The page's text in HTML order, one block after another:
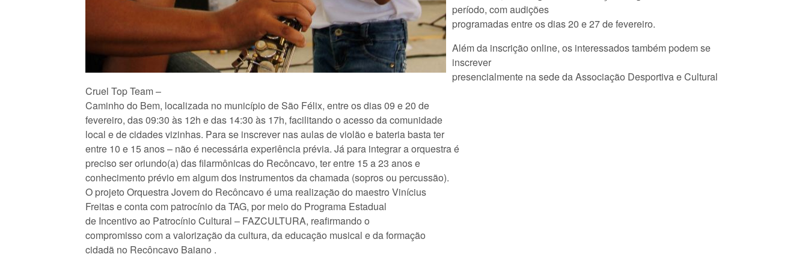
período, com audições
programadas entre os dias 20 e 27 de fevereiro.
Além da inscrição online, os interessados também podem se
inscrever
presencialmente na sede da Associação Desportiva e Cultural
Cruel Top Team –
Caminho do Bem, localizada no município de São Félix, entre os dias 09 e 20 de
fevereiro, das 09:30 às 12h e das 14:30 às 17h, facilitando o acesso da comunidade
local e de cidades vizinhas. Para se inscrever nas aulas de violão e bateria basta ter
entre 10 e 15 anos – não é necessária experiência prévia. Já para integrar a orquestra é
preciso ser oriundo(a) das filarmônicas do Recôncavo, ter entre 15 a 23 anos e
conhecimento prévio em algum dos instrumentos da chamada (sopros ou percussão).
O projeto Orquestra Jovem do Recôncavo é uma realização do maestro Vinícius
Freitas e conta com patrocínio da TAG, por meio do Programa Estadual
de Incentivo ao Patrocínio Cultural – FAZCULTURA, reafirmando o
compromisso com a valorização da cultura, da educação musical e da formação
cidadã no Recôncavo Baiano .